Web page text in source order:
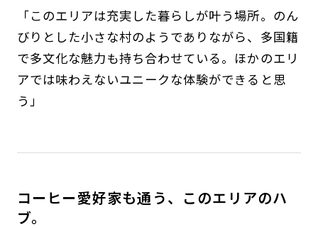
「このエリアは充実した暮らしが叶う場所。のん
びりとした小さな村のようでありながら、多国籍
で多文化な魅力も持ち合わせている。ほかのエリ
アでは味わえないユニークな体験ができると思
う」
コーヒー愛好家も通う、このエリアのハ
ブ。